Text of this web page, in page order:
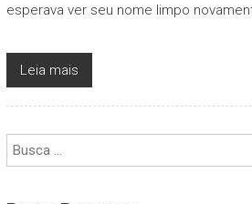
esperava ver seu nome limpo
Leia mais